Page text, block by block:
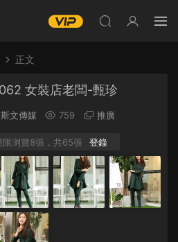
正文
女裝店老闆-甄珍
斯文傳媒 759 推廣
限浏覽8張，共65張 登錄